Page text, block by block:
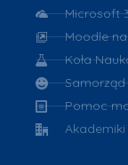
Microsoft
Moodle
Koła
Pomoc
Akademiki